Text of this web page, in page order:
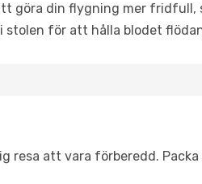
göra din flygning mer fridfull,
stolen för att hålla blodet
att vara förberedd. Packa